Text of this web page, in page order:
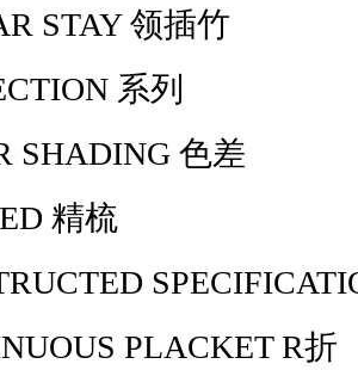
STAY 领插竹
系列
色差
精梳
PLACKET R折